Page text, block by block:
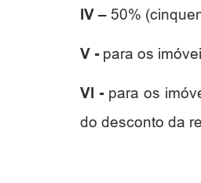
IV – 50%
V -para os
VI -para os
do desconto da